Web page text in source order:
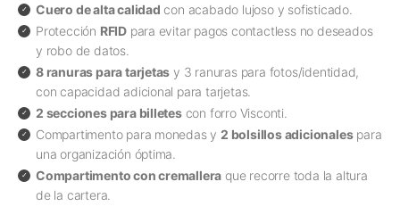
Cuero de alta calidad con acabado lujoso y sofisticado.
Protección RFIDpara evitar pagos contactless no deseados
y robo de datos.
8 ranuras para tarjetas y 3 ranuras para fotos/identidad,
con capacidad adicional para tarjetas.
2 secciones para billetescon forro Visconti.
Compartimento para monedas y2 bolsillos adicionalespara
una organización óptima.
Compartimento con cremallera que recorre toda la altura
de la cartera.